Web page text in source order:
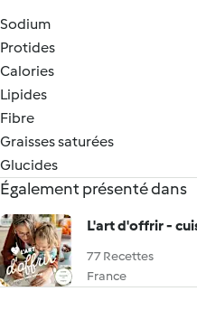
Sodium
Protides
Calories
Lipides
Fibre
Graisses saturées
Glucides
Également présenté dans
L'art d'offrir -
77 Recettes
France